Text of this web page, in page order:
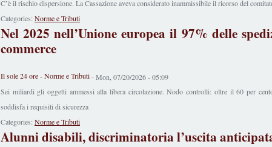
C’è il rischio dispersione. La Cassazione aveva considerato inammissibile il ricorso del
Categories: Norme e Tributi
Nel 2025 nell’Unione europea il 97% delle
commerce
Il sole 24 ore - Norme e Tributi-Mon, 07/20/2026 - 05:09
Sei miliardi gli oggetti ammessi alla libera circolazione. Nodo controlli: oltre il 60 per
soddisfa i requisiti di sicurezza
Categories: Norme e Tributi
Alunni disabili, discriminatoria l’uscita